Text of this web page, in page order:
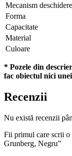
Mecanism
Forma
Capacitate
Material
Culoare
* Pozele din
fac obiectul nici
Recenzii
Nu există recenzii
Fii primul care scrii o
Grunberg, Negru”